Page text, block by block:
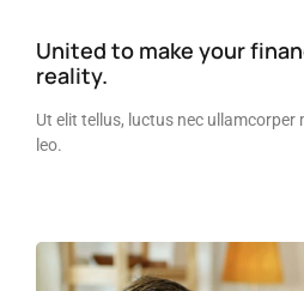
United to make your
reality.
Ut elit tellus, luctus nec
leo.